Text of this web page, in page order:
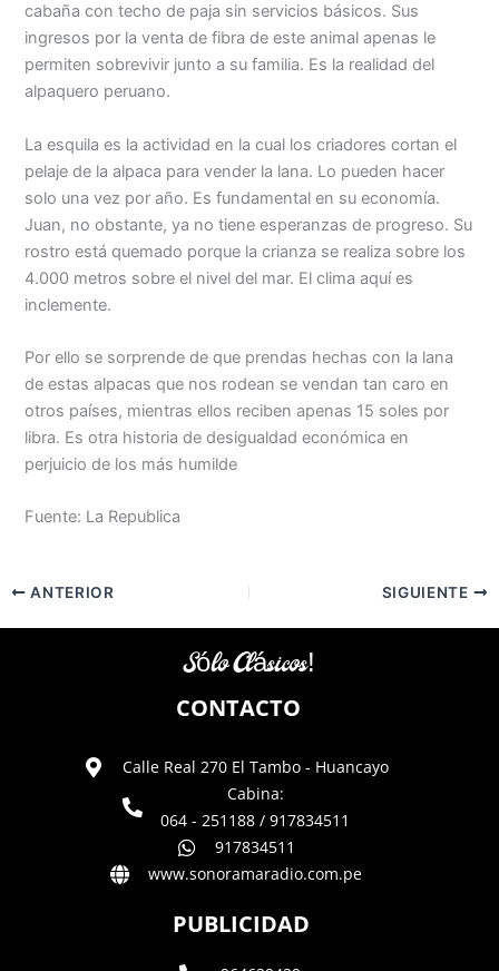
Menu
cabaña con techo de paja sin servicios básicos. Sus
ingresos por la venta de fibra de este animal apenas le
permiten sobrevivir junto a su familia. Es la realidad del
alpaquero peruano.
La esquila es la actividad en la cual los criadores cortan el
pelaje de la alpaca para vender la lana. Lo pueden hacer
solo una vez por año. Es fundamental en su economía.
Juan, no obstante, ya no tiene esperanzas de progreso. Su
rostro está quemado porque la crianza se realiza sobre los
4.000 metros sobre el nivel del mar. El clima aquí es
inclemente.
Por ello se sorprende de que prendas hechas con la lana
de estas alpacas que nos rodean se vendan tan caro en
otros países, mientras ellos reciben apenas 15 soles por
libra. Es otra historia de desigualdad económica en
perjuicio de los más humilde
Fuente: La Republica
ANTERIOR SIGUIENTE
Sólo Clásicos!
CONTACTO
Calle Real 270 El Tambo - Huancayo
Cabina:
064 - 251188 / 917834511
917834511
www.sonoramaradio.com.pe
PUBLICIDAD